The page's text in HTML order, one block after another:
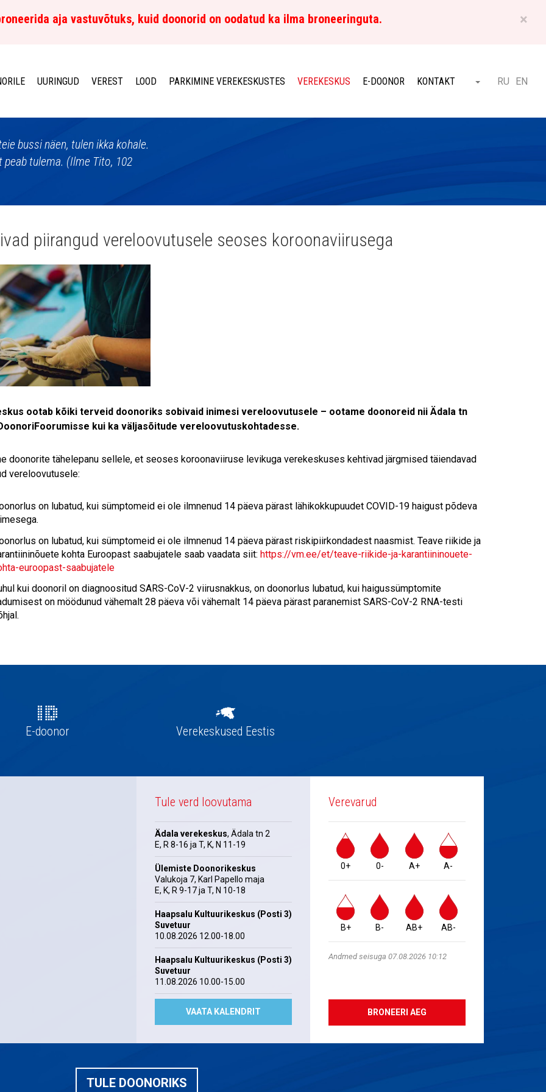
×
aja vastuvõtuks, kuid doonorid on oodatud ka ilma broneeringuta.
UURINGUD VEREST LOOD PARKIMINE VEREKESKUSTES VEREKESKUS E-DOONOR KONTAKT Otsi ET
RU EN
bussi näen, tulen ikka kohale.
tulema. (Ilme Tito, 102
piirangud vereloovutusele seoses koroonaviirusega
ootab kõiki terveid doonoriks sobivaid inimesi vereloovutusele – ootame doonoreid nii Ädala tn
kui ka väljasõitude vereloovutuskohtadesse.
doonorite tähelepanu sellele, et seoses koroonaviiruse levikuga verekeskuses kehtivad järgmised täiendavad
vereloovutusele:
on lubatud, kui sümptomeid ei ole ilmnenud 14 päeva pärast lähikokkupuudet COVID-19 haigust põdeva
on lubatud, kui sümptomeid ei ole ilmnenud 14 päeva pärast riskipiirkondadest naasmist. Teave riikide ja
kohta Euroopast saabujatele saab vaadata siit: https://vm.ee/et/teave-riikide-ja-karantiininouete-
euroopast-saabujatele
kui doonoril on diagnoositud SARS-CoV-2 viirusnakkus, on doonorlus lubatud, kui haigussümptomite
on möödunud vähemalt 28 päeva või vähemalt 14 päeva pärast paranemist SARS-CoV-2 RNA-testi
E-doonor Verekeskused Eestis
Tule verd loovutama
Ädala verekeskus, Ädala tn 2
E, R 8-16 ja T, K, N 11-19
Ülemiste Doonorikeskus
Valukoja 7, Karl Papello maja
E, K, R 9-17 ja T, N 10-18
Haapsalu Kultuurikeskus (Posti 3)
Suvetuur
10.08.2026 12.00-18.00
Haapsalu Kultuurikeskus (Posti 3)
Suvetuur
11.08.2026 10.00-15.00
VAATA KALENDRIT
Verevarud
0+ 0- A+ A-
B+ B- AB+ AB-
Andmed seisuga 07.08.2026 10:12
BRONEERI AEG
TULE DOONORIKS